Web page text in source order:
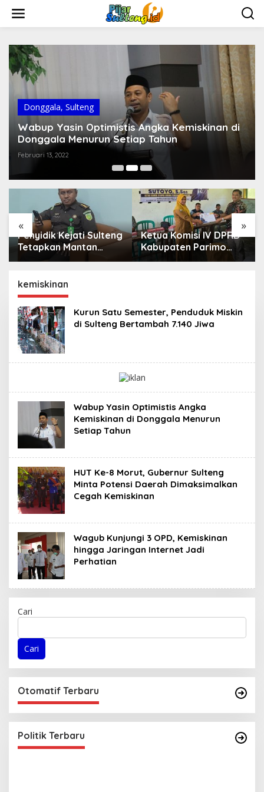
w
Donggala, Sulteng
Wabup Yasin Optimistis Angka Kemiskinan di
Donggala Menurun Setiap Tahun
Februari 13, 2022
« »
Penyidik Kejati Sulteng
Tetapkan Mantan
Kepala Bapenda
Sebagai Tersangka
Dugaan Korupsi
Pemungutan Pajak
Pertambangan
Ketua Komisi IV DPRD
Kabupaten Parimo
kemiskinan
Kurun Satu Semester, Penduduk Miskin
di Sulteng Bertambah 7.140 Jiwa
Wabup Yasin Optimistis Angka
Kemiskinan di Donggala Menurun
Setiap Tahun
HUT Ke-8 Morut, Gubernur Sulteng
Minta Potensi Daerah Dimaksimalkan
Cegah Kemiskinan
Wagub Kunjungi 3 OPD, Kemiskinan
hingga Jaringan Internet Jadi
Perhatian
Cari
Cari
Otomatif Terbaru
Politik Terbaru